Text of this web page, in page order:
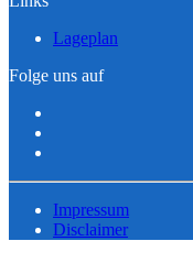
Lageplan
Folge uns auf
Impressum
Disclaimer